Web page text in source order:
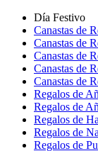
Día Festivo
Canastas de
Canastas de
Canastas de
Canastas de
Canastas de
Regalos de
Regalos de
Regalos de
Regalos de
Regalos de